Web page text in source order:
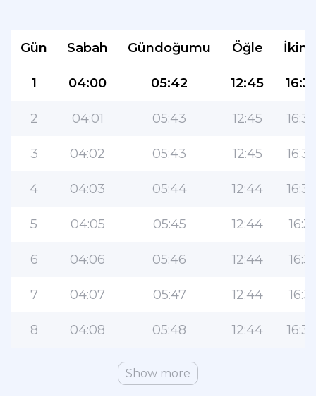
Gün Sabah Gündoğumu Öğle
1 04:00 05:42 12:45
2 04:01 05:43 12:45 16:32
3 04:02 05:43 12:45 16:32
4 04:03 05:44 12:44 16:32
5 04:05 05:45 12:44 16:31
6 04:06 05:46 12:44 16:31
7 04:07 05:47 12:44 16:31
8 04:08 05:48 12:44
Show more